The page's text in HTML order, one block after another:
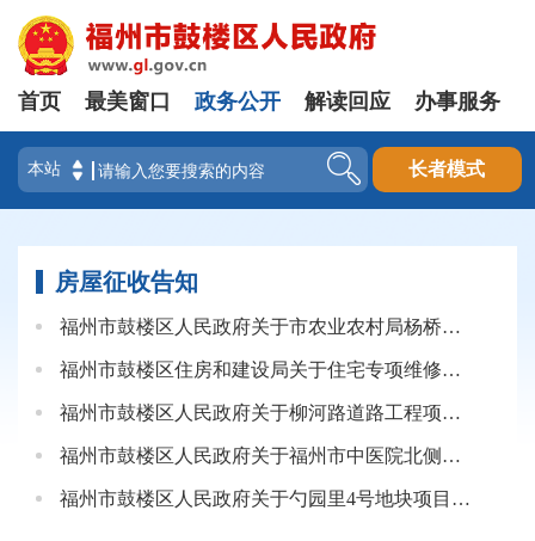
登录
首页 最美窗口 政务公开 解读回应 办事服务
长者模式
房屋征收告知
福州市鼓楼区人民政府关于市农业农村局杨桥路农业科教大楼地块项目房屋征收告知书
福州市鼓楼区住房和建设局关于住宅专项维修资金因房屋征收办理退款事项的公告
福州市鼓楼区人民政府关于柳河路道路工程项目房屋征收告知书
福州市鼓楼区人民政府关于福州市中医院北侧规划道路工程项目建设房屋征收告知书
福州市鼓楼区人民政府关于勺园里4号地块项目房屋征收告知书